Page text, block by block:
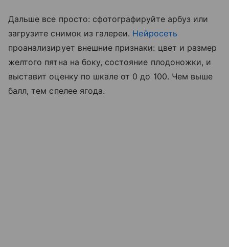
Дальше все просто: сфотографируйте арбуз или
загрузите снимок из галереи. Нейросеть
проанализирует внешние признаки: цвет и размер
желтого пятна на боку, состояние плодоножки, и
выставит оценку по шкале от 0 до 100. Чем выше
балл, тем спелее ягода.